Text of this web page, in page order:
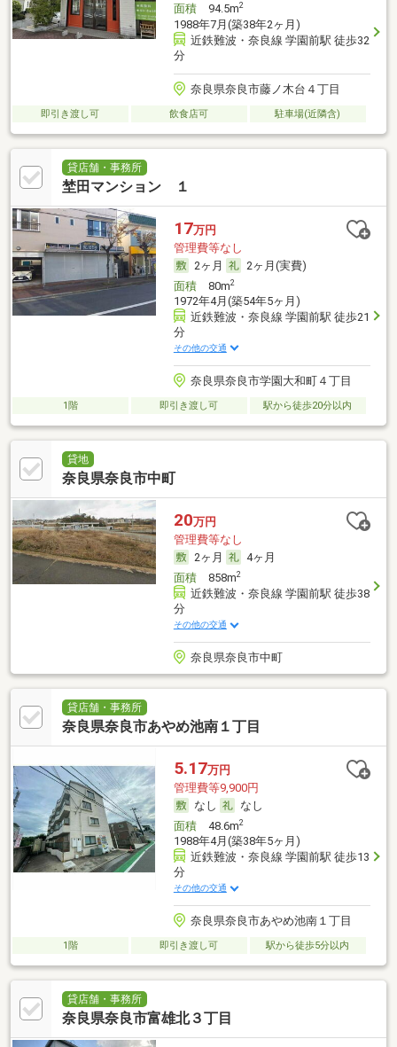
面積94.5m2
1988年7月(築38年2ヶ月)
近鉄難波・奈良線 学園前駅 徒歩32
分
奈良県奈良市藤ノ木台４丁目
即引き渡し可 飲食店可 駐車場(近隣含)
貸店舗・事務所
埜田マンション １
17万円
管理費等なし
2ヶ月
2ヶ月(実費)
面積80m2
1972年4月(築54年5ヶ月)
近鉄難波・奈良線 学園前駅 徒歩21
分
その他の交通
奈良県奈良市学園大和町４丁目
1階 即引き渡し可 駅から徒歩20分以内
貸地
奈良県奈良市中町
20万円
管理費等なし
2ヶ月
4ヶ月
面積858m2
近鉄難波・奈良線 学園前駅 徒歩38
分
その他の交通
奈良県奈良市中町
貸店舗・事務所
奈良県奈良市あやめ池南１丁目
5.17万円
管理費等9,900円
なし
なし
面積48.6m2
1988年4月(築38年5ヶ月)
近鉄難波・奈良線 学園前駅 徒歩13
分
その他の交通
奈良県奈良市あやめ池南１丁目
1階 即引き渡し可 駅から徒歩5分以内
貸店舗・事務所
奈良県奈良市富雄北３丁目